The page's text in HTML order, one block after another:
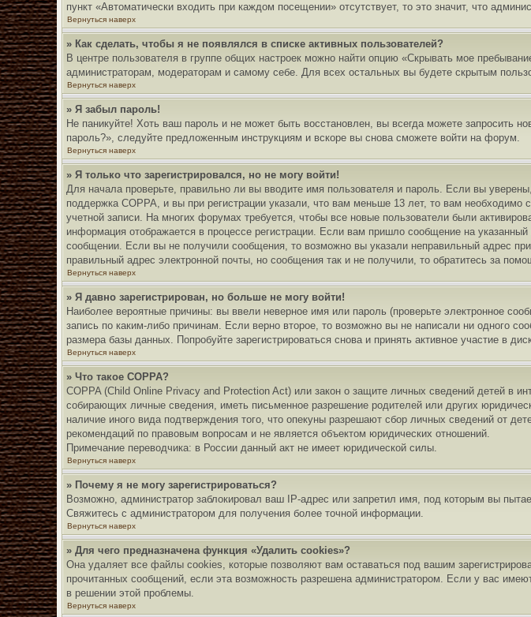
пункт «Автоматически входить при каждом посещении» отсутствует, то это значит, что
Вернуться наверх
» Как сделать, чтобы я не появлялся в списке активных пользователей?
В центре пользователя в группе общих настроек можно найти опцию «Скрывать мое
администраторам, модераторам и самому себе. Для всех остальных вы будете скрытым
Вернуться наверх
» Я забыл пароль!
Не паникуйте! Хоть ваш пароль и не может быть восстановлен, вы всегда можете запросить
пароль?», следуйте предложенным инструкциям и вскоре вы снова сможете войти на форум.
Вернуться наверх
» Я только что зарегистрировался, но не могу войти!
Для начала проверьте, правильно ли вы вводите имя пользователя и пароль. Если вы
поддержка COPPA, и вы при регистрации указали, что вам меньше 13 лет, то вам
учетной записи. На многих форумах требуется, чтобы все новые пользователи были
информация отображается в процессе регистрации. Если вам пришло сообщение на
сообщении. Если вы не получили сообщения, то возможно вы указали неправильный адрес
правильный адрес электронной почты, но сообщения так и не получили, то обратитесь за
Вернуться наверх
» Я давно зарегистрирован, но больше не могу войти!
Наиболее вероятные причины: вы ввели неверное имя или пароль (проверьте электронное
запись по каким-либо причинам. Если верно второе, то возможно вы не написали ни одного
размера базы данных. Попробуйте зарегистрироваться снова и принять активное участие в
Вернуться наверх
» Что такое COPPA?
COPPA (Child Online Privacy and Protection Act) или закон о защите личных сведений детей в
собирающих личные сведения, иметь письменное разрешение родителей или других
наличие иного вида подтверждения того, что опекуны разрешают сбор личных сведений от
рекомендаций по правовым вопросам и не является объектом юридических отношений.
Примечание переводчика: в России данный акт не имеет юридической силы.
Вернуться наверх
» Почему я не могу зарегистрироваться?
Возможно, администратор заблокировал ваш IP-адрес или запретил имя, под которым вы
Свяжитесь с администратором для получения более точной информации.
Вернуться наверх
» Для чего предназначена функция «Удалить cookies»?
Она удаляет все файлы cookies, которые позволяют вам оставаться под вашим
прочитанных сообщений, если эта возможность разрешена администратором. Если у вас
в решении этой проблемы.
Вернуться наверх